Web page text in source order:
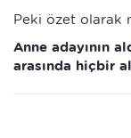
Peki özet olarak
Anne adayının
arasında hiçbir